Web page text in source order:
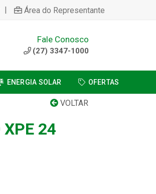
| Área do Representante
Fale Conosco
(27) 3347-1000
ENERGIA SOLAR OFERTAS
VOLTAR
XPE 24